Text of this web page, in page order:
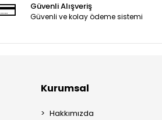
Güvenli Alışveriş
Güvenli ve kolay ödeme sistemi
Kurumsal
Hakkımızda